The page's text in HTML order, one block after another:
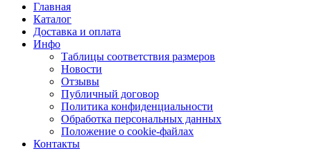
Главная
Каталог
Доставка и оплата
Инфо
Таблицы соответствия размеров
Новости
Отзывы
Публичный договор
Политика конфиденциальности
Обработка персональных данных
Положение о cookie-файлах
Контакты